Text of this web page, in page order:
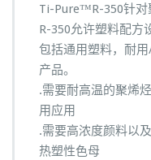
Ti-Pure™R-350针对
R-350允许塑料配方
包括通用塑料，耐
产品。
.需要耐高温的聚烯
用应用
.需要高浓度颜料以
热塑性色母